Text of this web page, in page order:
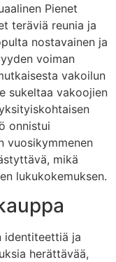
Pienet
teräviä reunia ja
nostavainen ja
voiman
vakoilun
sukeltaa vakoojien
onnistui
vuosikymmenen
mikä
lukukokemuksen.
identiteettiä ja
herättävää,